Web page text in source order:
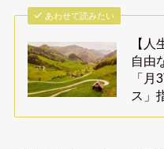
あわせて読みたい
【
自由
「
ス」